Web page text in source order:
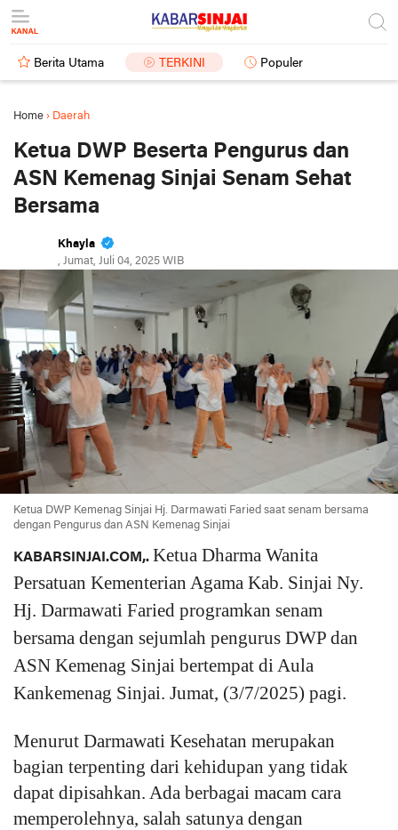
Berita Utama TERKINI Populer
Home › Daerah
Ketua DWP Beserta Pengurus dan
ASN Kemenag Sinjai Senam Sehat
Bersama
Khayla
, Jumat, Juli 04, 2025 WIB
Ketua DWP Kemenag Sinjai Hj. Darmawati Faried saat senam bersama
dengan Pengurus dan ASN Kemenag Sinjai
KABARSINJAI.COM,. Ketua Dharma Wanita
Persatuan Kementerian Agama Kab. Sinjai Ny.
Hj. Darmawati Faried programkan senam
bersama dengan sejumlah pengurus DWP dan
ASN Kemenag Sinjai bertempat di Aula
Kankemenag Sinjai. Jumat, (3/7/2025) pagi.
Menurut Darmawati Kesehatan merupakan
bagian terpenting dari kehidupan yang tidak
dapat dipisahkan. Ada berbagai macam cara
memperolehnya, salah satunya dengan